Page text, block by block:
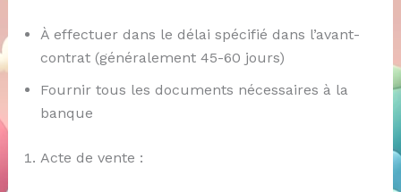
À effectuer dans le délai spécifié dans l’avant-
contrat (généralement 45-60 jours)
Fournir tous les documents nécessaires à la
banque
Acte de vente :